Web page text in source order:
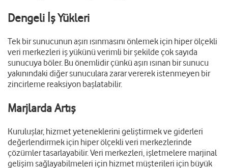
Dengeli İş Yükleri
Tek bir sunucunun aşırı ısınmasını önlemek için hiper ölçekli
veri merkezleri iş yükünü verimli bir şekilde çok sayıda
sunucuya böler. Bu önemlidir çünkü aşırı ısınan bir sunucu
yakınındaki diğer sunuculara zarar vererek istenmeyen bir
zincirleme reaksiyon başlatabilir.
Marjlarda Artış
Kuruluşlar, hizmet yeteneklerini geliştirmek ve giderleri
değerlendirmek için hiper ölçekli veri merkezlerinde
çözümler tasarlayabilir. Veri merkezleri, işletmelere marjinal
gelişim sağlayabilmeleri için hizmet müşterileri için büyük